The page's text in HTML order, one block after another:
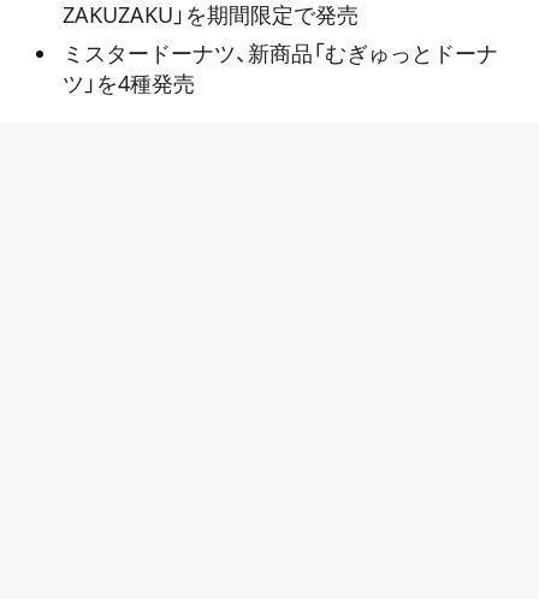
ZAKUZAKU」を期間限定で発売
ミスタードーナツ、新商品「むぎゅっとドーナ
ツ」を4種発売